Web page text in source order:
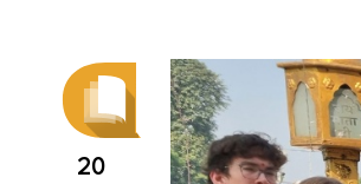
20